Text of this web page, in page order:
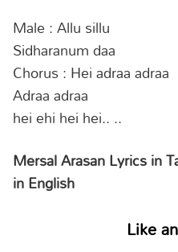
Male : Allu sillu
Sidharanum daa
Chorus : Hei adraa adraa
Adraa adraa
hei ehi hei hei.. ..
Mersal Arasan Lyrics in
in English
Like